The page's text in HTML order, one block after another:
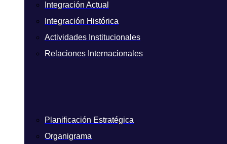
Integración Actual
Integración Histórica
Actividades Institucionales
Relaciones Internacionales
Planificación Estratégica
Organigrama